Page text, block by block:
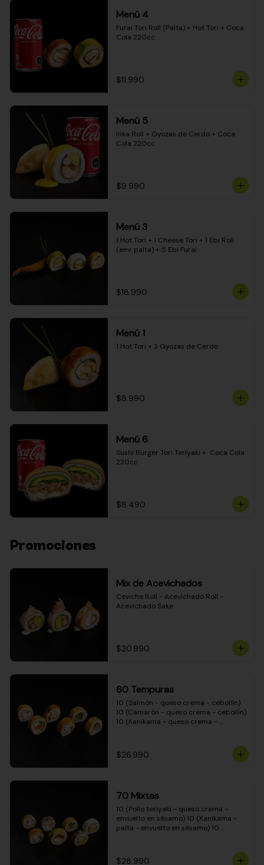
Menú 4
Furai Tori Roll (Palta) + Hot Tori + Coca
Cola 220cc
$11.990
Menú 5
Inka Roll + Gyozas de Cerdo + Coca
Cola 220cc
$9.990
Menú 3
1 Hot Tori + 1 Cheese Tori + 1 Ebi Roll
(env. palta) + 5 Ebi Furai
$18.990
Menú 1
1 Hot Tori + 3 Gyozas de Cerdo
$8.990
Menú 6
Sushi Burger Tori Teriyaki +  Coca Cola
220cc
$8.490
Promociones
Mix de Acevichados
Ceviche Roll - Acevichado Roll -
Acevichado Sake
$20.990
60 Tempuras
10 (Salmón - queso crema - cebollín)
10 (Camarón - queso crema - cebollín)
10 (Kanikama - queso crema -
crema - cebollín) 10 (Carne - queso
crema - cebollín)
$26.990
70 Mixtas
10 (Pollo teriyaki - queso crema -
envuelto en sésamo) 10 (Kanikama -
palta - envuelto en sésamo) 10
- envuelto en queso crema) 10
$28.990